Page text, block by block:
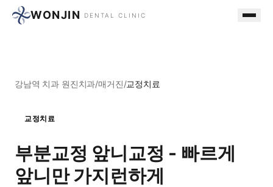
WONJIN DENTAL CLINIC
강남역 치과 원진치과/매거진/교정치료
교정치료
부분교정 앞니교정 - 빠르게
앞니만 가지런하게